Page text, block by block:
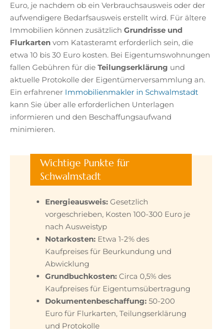
Euro, je nachdem ob ein Verbrauchsausweis oder der
aufwendigere Bedarfsausweis erstellt wird. Für ältere
Immobilien können zusätzlich Grundrisse und
Flurkarten vom Katasteramt erforderlich sein, die
etwa 10 bis 30 Euro kosten. Bei Eigentumswohnungen
fallen Gebühren für die Teilungserklärung und
aktuelle Protokolle der Eigentümerversammlung an.
Ein erfahrener Immobilienmakler in Schwalmstadt
kann Sie über alle erforderlichen Unterlagen
informieren und den Beschaffungsaufwand
minimieren.
Wichtige Punkte für
Schwalmstadt
Energieausweis: Gesetzlich
vorgeschrieben, Kosten 100-300 Euro je
nach Ausweistyp
Notarkosten: Etwa 1-2% des
Kaufpreises für Beurkundung und
Abwicklung
Grundbuchkosten: Circa 0,5% des
Kaufpreises für Eigentumsübertragung
Dokumentenbeschaffung: 50-200
Euro für Flurkarten, Teilungserklärung
und Protokolle